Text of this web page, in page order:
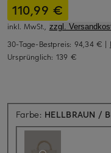
110,99 €
inkl. MwSt., zzgl.
30-Tage-Bestpreis: 94,34 € |
Ursprünglich: 139 €
Farbe: HELLBRAUN /